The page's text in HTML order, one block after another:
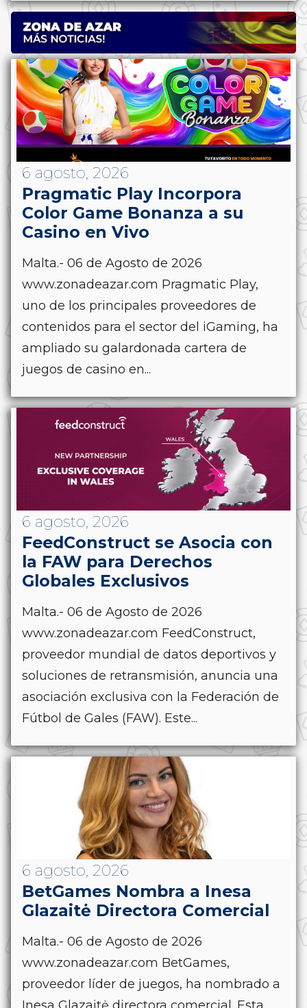
6 agosto, 2026
Pragmatic Play Incorpora
Color Game Bonanza a su
Casino en Vivo
Malta.- 06 de Agosto de 2026
www.zonadeazar.com Pragmatic Play,
uno de los principales proveedores de
contenidos para el sector del iGaming, ha
ampliado su galardonada cartera de
juegos de casino en...
6 agosto, 2026
FeedConstruct se Asocia con
la FAW para Derechos
Globales Exclusivos
Malta.- 06 de Agosto de 2026
www.zonadeazar.com FeedConstruct,
proveedor mundial de datos deportivos y
soluciones de retransmisión, anuncia una
asociación exclusiva con la Federación de
Fútbol de Gales (FAW). Este...
6 agosto, 2026
BetGames Nombra a Inesa
Glazaitė Directora Comercial
Malta.- 06 de Agosto de 2026
www.zonadeazar.com BetGames,
proveedor líder de juegos, ha nombrado a